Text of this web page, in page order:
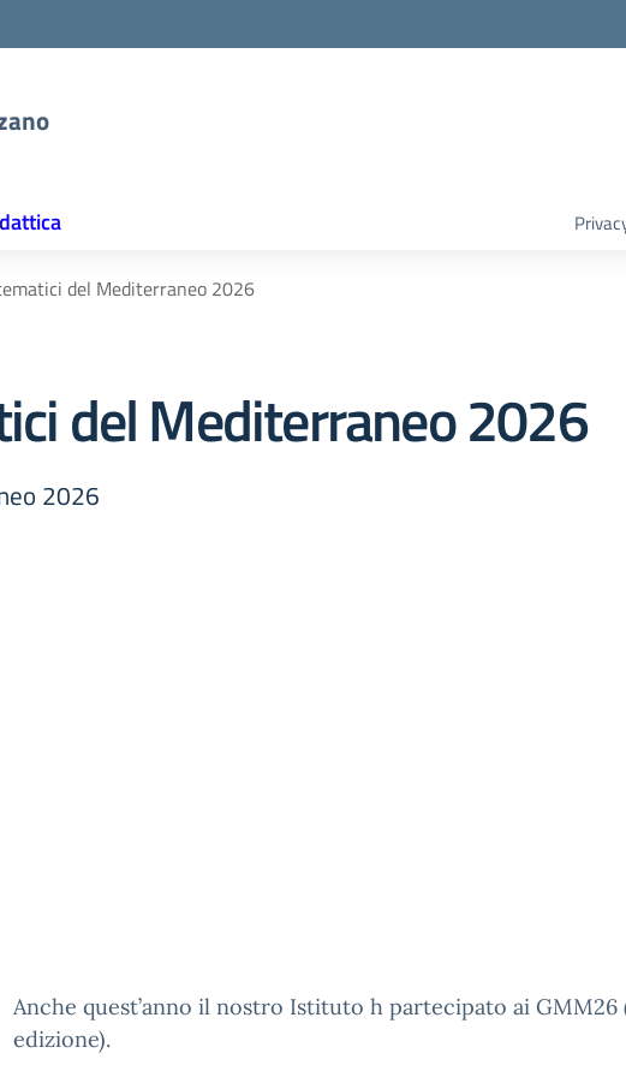
del Mediterraneo 2026
del Mediterraneo 2026
2026
Anche quest’anno il nostro Istituto h partecipato ai GMM26
edizione).